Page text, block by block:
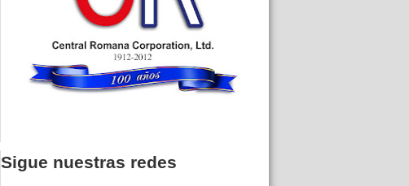
Sigue nuestras redes